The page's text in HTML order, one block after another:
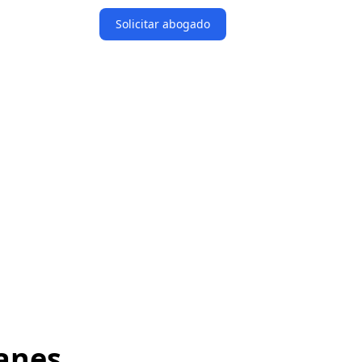
Solicitar abogado